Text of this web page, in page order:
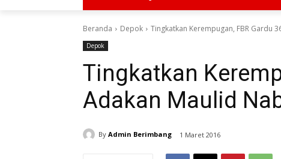
Beranda Depok Tingkatkan Kerempugan, FBR Gardu
Depok
Tingkatkan
Adakan Maulid
By Admin Berimbang 1 Maret 2016